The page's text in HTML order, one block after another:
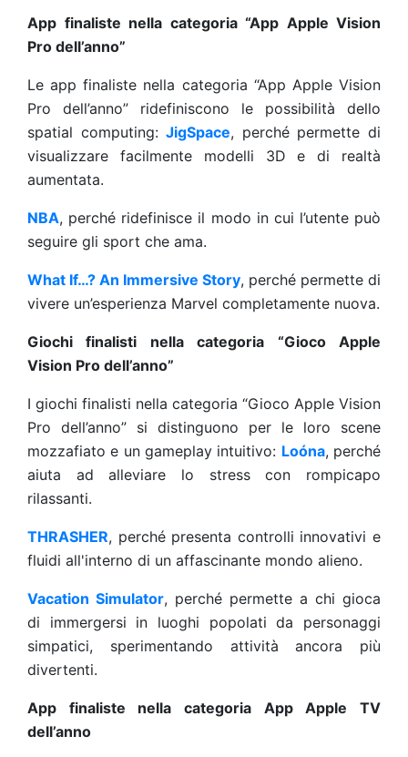
App finaliste nella categoria “App Apple Vision
Pro dell’anno”
Le app finaliste nella categoria “App Apple Vision
Pro dell’anno” ridefiniscono le possibilità dello
spatial computing:JigSpace, perché permette di
visualizzare facilmente modelli 3D e di realtà
aumentata.
NBA, perché ridefinisce il modo in cui l’utente può
seguire gli sport che ama.
What If…? An Immersive Story, perché permette di
vivere un’esperienza Marvel completamente nuova.
Giochi finalisti nella categoria “Gioco Apple
Vision Pro dell’anno”
I giochi finalisti nella categoria “Gioco Apple Vision
Pro dell’anno” si distinguono per le loro scene
mozzafiato e un gameplay intuitivo: Loóna, perché
aiuta ad alleviare lo stress con rompicapo
rilassanti.
THRASHER, perché presenta controlli innovativi e
fluidi all'interno di un affascinante mondo alieno.
Vacation Simulator, perché permette a chi gioca
di immergersi in luoghi popolati da personaggi
simpatici, sperimentando attività ancora più
divertenti.
App finaliste nella categoria App Apple TV
dell’anno